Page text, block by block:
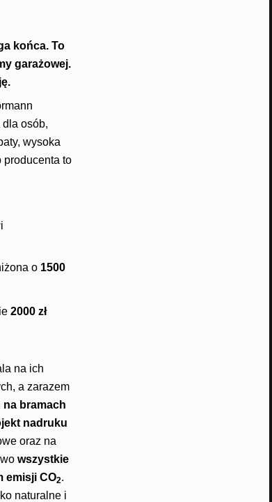
końca. To
garażowej.
osób,
wysoka
producenta to
o 1500
2000 zł
na ich
a zarazem
bramach
nadruku
oraz na
wszystkie
emisji CO2.
naturalne i